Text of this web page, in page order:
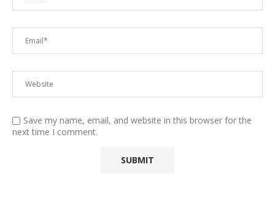
Save my name, email, and website in this browser for the
next time I comment.